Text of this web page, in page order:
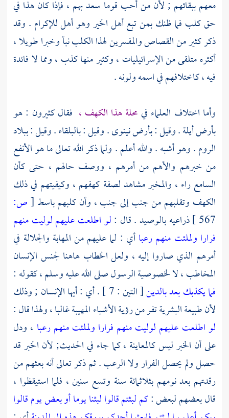
معهم ببقائهم ; لأن من أحب قوما سعد بهم ، فإذا كان هذا في
حق كلب فما ظنك بمن تبع أهل الخير وهو أهل للإكرام . وقد
ذكر كثير من القصاص والمفسرين لهذا الكلب نبأ وخبرا طويلا ،
أكثره متلقى من الإسرائيليات ، وكثير منها كذب ، ومما لا فائدة
فيه ، كاختلافهم في اسمه ولونه .
وأما اختلاف العلماء فيمحلة هذا الكهف ، فقال كثيرون : هو
بأرضأيلة. وقيل : بأرضنينوى. وقيل :بالبلقاء. وقيل : ببلاد
الروم . وهو أشبه . والله أعلم . ولما ذكر الله تعالى ما هو الأنفع
من خبرهم والأهم من أمرهم ، ووصف حالهم ، حتى كأن
السامع راء ، والمخبر مشاهد لصفة كهفهم ، وكيفيتهم في ذلك
الكهف وتقلبهم من جنب إلى جنب ، وأن كلبهم باسط [ص:
567 ] ذراعيه بالوصيد . قال :لو اطلعت عليهم لوليت منهم
فرارا ولملئت منهم رعباأي : لما عليهم من المهابة والجلالة في
أمرهم الذي صاروا إليه ، ولعل الخطاب هاهنا لجنس الإنسان
المخاطب ، لا لخصوصية الرسول صلى الله عليه وسلم ، كقوله :
فما يكذبك بعد بالدين
[ التين : 7 ] . أي : أيها الإنسان ; وذلك
لأن طبيعة البشرية تفر من رؤية الأشياء المهيبة غالبا ، ولهذا قال :
لو اطلعت عليهم لوليت منهم فرارا ولملئت منهم رعبا ، ودل
على أن الخبر ليس كالمعاينة ، كما جاء في الحديث; لأن الخبر قد
حصل ولم يحصل الفرار ولا الرعب . ثم ذكر تعالى أنه بعثهم من
رقدتهم بعد نومهم بثلاثمائة سنة وتسع سنين ، فلما استيقظوا ،
قال بعضهم لبعض :كم لبثتم قالوا لبثنا يوما أو بعض يوم قالوا